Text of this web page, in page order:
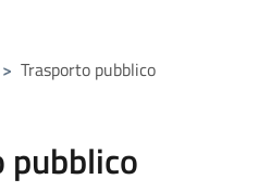
> Trasporto pubblico
pubblico